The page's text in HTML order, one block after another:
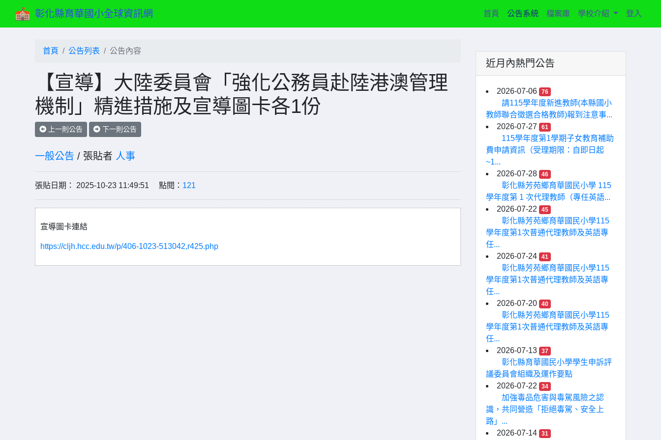
彰化縣育華國小全球資訊網 首頁 (current)
公告系統 檔案庫 學校介紹 登入
首頁 公告列表 公告內容
【宣導】大陸委員會「強化公務員赴陸港澳管理
機制」精進措施及宣導圖卡各1份
上一則公告 下一則公告
一般公告 / 張貼者 人事
張貼日期： 2025-10-23 11:49:51 點閱： 121
宣導圖卡連結
https://cljh.hcc.edu.tw/p/406-1023-513042,r425.php
近月內熱門公告
2026-07-06 76
請115學年度新進教師(本縣國小
教師聯合徵選合格教師)報到注意事...
2026-07-27
61
115學年度第1學期子女教育補助
費申請資訊（受理期限：自即日起
~1...
2026-07-28
46
彰化縣芳苑鄉育華國民小學 115
學年度第 1 次代理教師（專任英語...
2026-07-22
45
彰化縣芳苑鄉育華國民小學115
學年度第1次普通代理教師及英語專
任...
2026-07-24
41
彰化縣芳苑鄉育華國民小學115
學年度第1次普通代理教師及英語專
任...
2026-07-20
40
彰化縣芳苑鄉育華國民小學115
學年度第1次普通代理教師及英語專
任...
2026-07-13
37
彰化縣育華國民小學學生申訴評
議委員會組織及運作要點
2026-07-22
34
加強毒品危害與毒駕風險之認
識，共同營造「拒絕毒駕、安全上
路」...
2026-07-14
31